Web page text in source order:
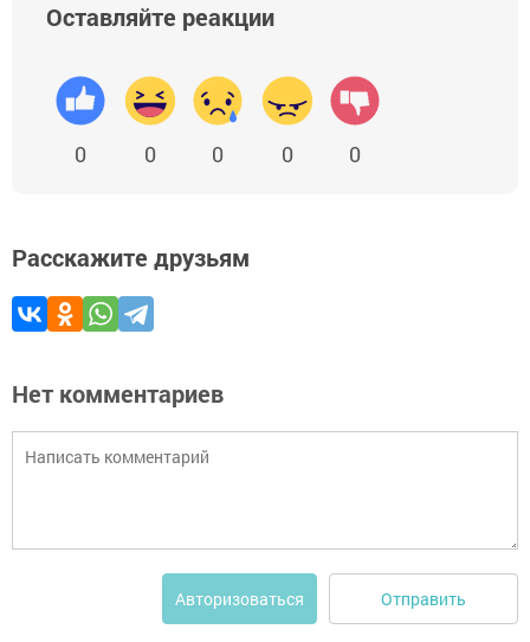
Оставляйте реакции
0 0 0 0 0
Расскажите друзьям
Нет комментариев
Авторизоваться Отправить